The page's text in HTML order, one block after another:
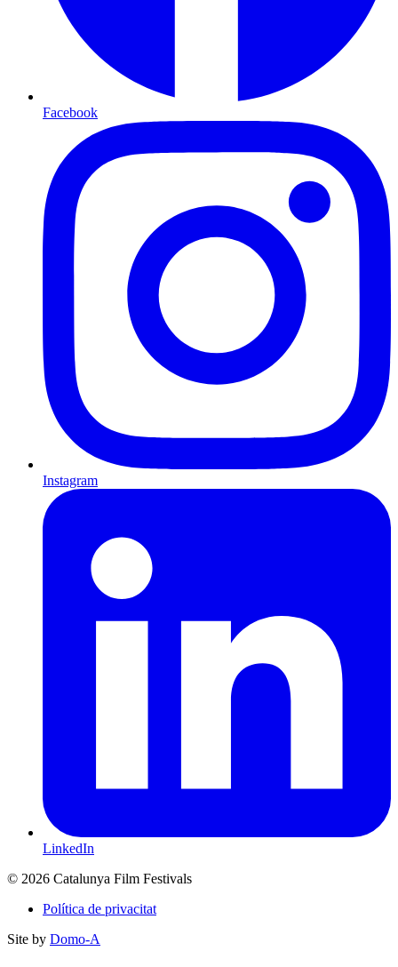
Facebook
Instagram
LinkedIn
© 2026 Catalunya Film Festivals
Política de privacitat
Site by Domo-A